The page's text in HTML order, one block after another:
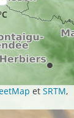
etSRTM,